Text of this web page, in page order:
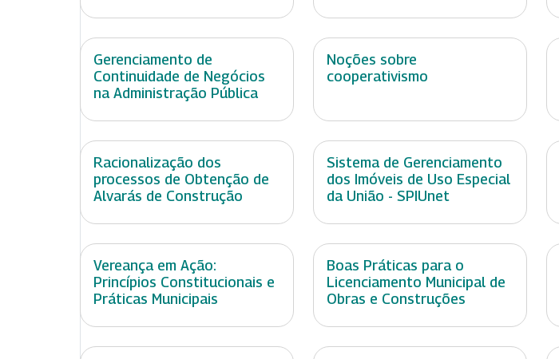
Gerenciamento de
Continuidade de Negócios
na Administração Pública
Noções sobre
cooperativismo
Racionalização dos
processos de Obtenção de
Alvarás de Construção
Sistema de Gerenciamento
dos Imóveis de Uso Especial
da União - SPIUnet
Vereança em Ação:
Princípios Constitucionais e
Práticas Municipais
Boas Práticas para o
Licenciamento Municipal de
Obras e Construções